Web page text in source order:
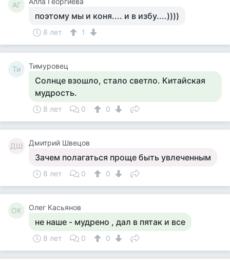
АГ
поэтому мы и коня.... и в избу....))))
8 лет 1
Ти Тимуровец
Солнце взошло, стало светло. Китайская
мудрость.
8 лет 0 0
ДШ Дмитрий Швецов
Зачем полагаться проще быть увлеченным
8 лет 0 0
ОК Олег Касьянов
не наше - мудрено , дал в пятак и все
8 лет 0 0